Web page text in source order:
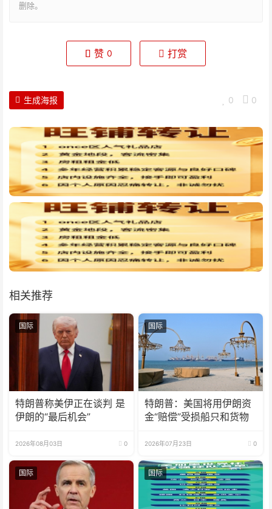
删除。
赞 0 打赏
0 0
生成海报
相关推荐
国际
特朗普称美伊正在谈判 是
伊朗的“最后机会”
2026年08月03日 0
国际
特朗普：美国将用伊朗资
金“赔偿”受损船只和货物
2026年07月23日 0
国际 国际